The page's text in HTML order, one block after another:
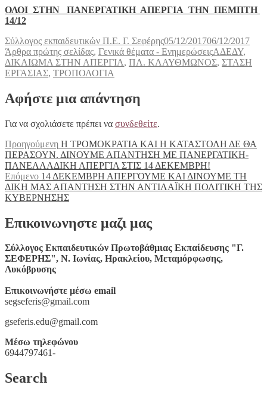
ΟΛΟΙ ΣΤΗΝ ΠΑΝΕΡΓΑΤΙΚΗ ΑΠΕΡΓΙΑ ΤΗΝ ΠΕΜΠΤΗ
14/12
Συντάκτης
Σύλλογος εκπαιδευτικών Π.Ε. Γ. ΣεφέρηςΔημοσιεύτηκε
την
05/12/201706/12/2017
Άρθρα πρώτης σελίδας, Γενικά θέματα - ΕνημερώσειςΕτικέτες
ΑΔΕΔΥ,
ΔΙΚΑΙΩΜΑ ΣΤΗΝ ΑΠΕΡΓΙΑ, ΠΛ. ΚΛΑΥΘΜΩΝΟΣ, ΣΤΑΣΗ
ΕΡΓΑΣΙΑΣ, ΤΡΟΠΟΛΟΓΙΑ
Αφήστε μια απάντηση
Για να σχολιάσετε πρέπει να συνδεθείτε.
Πλοήγηση
άρθρων
Προηγούμενη Προηγούμενο
άρθρο:
Η ΤΡΟΜΟΚΡΑΤΙΑ ΚΑΙ Η ΚΑΤΑΣΤΟΛΗ ΔΕ ΘΑ
ΠΕΡΑΣΟΥΝ. ΔΙΝΟΥΜΕ ΑΠΑΝΤΗΣΗ ΜΕ ΠΑΝΕΡΓΑΤΙΚΗ-
ΠΑΝΕΛΛΑΔΙΚΗ ΑΠΕΡΓΙΑ ΣΤΙΣ 14 ΔΕΚΕΜΒΡΗ!
Επόμενο Επόμενο
άρθρο:
14 ΔΕΚΕΜΒΡΗ ΑΠΕΡΓΟΥΜΕ ΚΑΙ ΔΙΝΟΥΜΕ ΤΗ
ΔΙΚΗ ΜΑΣ ΑΠΑΝΤΗΣΗ ΣΤΗΝ ΑΝΤΙΛΑΪΚΗ ΠΟΛΙΤΙΚΗ ΤΗΣ
ΚΥΒΕΡΝΗΣΗΣ
Επικοινωνηστε μαζι μας
Σύλλογος Εκπαιδευτικών Πρωτοβάθμιας Εκπαίδευσης "Γ.
ΣΕΦΕΡΗΣ", Ν. Ιωνίας, Ηρακλείου, Μεταμόρφωσης,
Λυκόβρυσης
Επικοινωνήστε μέσω email
segseferis@gmail.com
gseferis.edu@gmail.com
Μέσω τηλεφώνου
6944797461-
Search